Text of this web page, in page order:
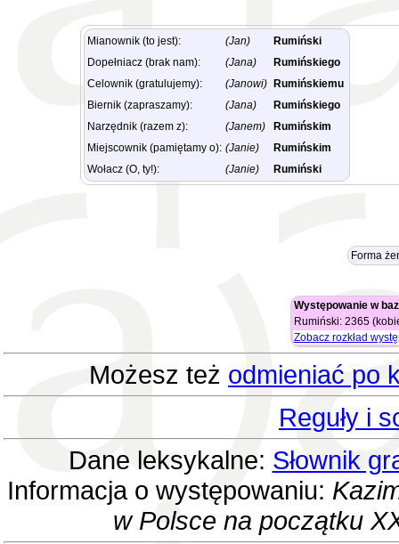
Mianownik (to jest): (Jan)
Rumiński
Dopełniacz (brak nam):
(Jana)
Rumińskiego
Celownik (gratulujemy):
(Janowi)
Rumińskiemu
Biernik (zapraszamy):
(Jana)
Rumińskiego
Narzędnik (razem z):
(Janem)
Rumińskim
Miejscownik (pamiętamy o): (Janie)
Rumińskim
Wołacz (O, ty!):
(Janie) Rumiński
Forma
Występowanie w
Rumiński: 2365
Zobacz rozkład
Możesz też odmieniać po
Reguły i
Dane leksykalne: Słownik
Informacja o występowaniu:
w Polsce na początku